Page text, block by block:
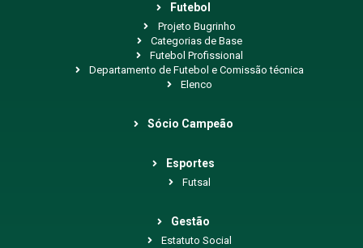
Futebol
Projeto Bugrinho
Categorias de Base
Futebol Profissional
Departamento de Futebol e Comissão técnica
Elenco
Sócio Campeão
Esportes
Futsal
Gestão
Estatuto Social